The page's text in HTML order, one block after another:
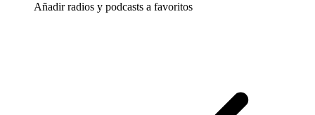
Añadir radios y podcasts a favoritos